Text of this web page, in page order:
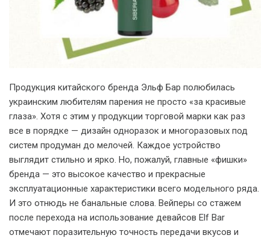
Продукция китайского бренда Эльф Бар полюбилась
украинским любителям парения не просто «за красивые
глаза». Хотя с этим у продукции торговой марки как раз
все в порядке — дизайн одноразок и многоразовых под
систем продуман до мелочей. Каждое устройство
выглядит стильно и ярко. Но, пожалуй, главные «фишки»
бренда — это высокое качество и прекрасные
эксплуатационные характеристики всего модельного ряда.
И это отнюдь не банальные слова. Вейперы со стажем
после перехода на использование девайсов Elf Bar
отмечают поразительную точность передачи вкусов и